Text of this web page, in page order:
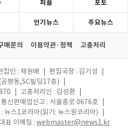
피플 포토
인기뉴스 주요뉴스
매문의 이용약관·정책 고충처리
집인 : 채원배 편집국장 : 김기성
평동,SC빌딩17층)
고충처리인 : 김성환
통신판매업신고 : 서울종로 0676호
: 뉴스1코리아(읽기: 뉴스원코리아)
대표 이메일 : webmaster@news1.kr